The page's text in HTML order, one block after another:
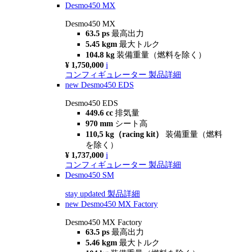
Desmo450 MX
Desmo450 MX
63.5 ps 最高出力
5.45 kgm 最大トルク
104.8 kg 装備重量（燃料を除く）
¥ 1,750,000 i
コンフィギュレーター 製品詳細
new Desmo450 EDS
Desmo450 EDS
449.6 cc 排気量
970 mm シート高
110,5 kg（racing kit） 装備重量（燃料
を除く）
¥ 1,737,000 i
コンフィギュレーター 製品詳細
Desmo450 SM
stay updated 製品詳細
new Desmo450 MX Factory
Desmo450 MX Factory
63.5 ps 最高出力
5.46 kgm 最大トルク